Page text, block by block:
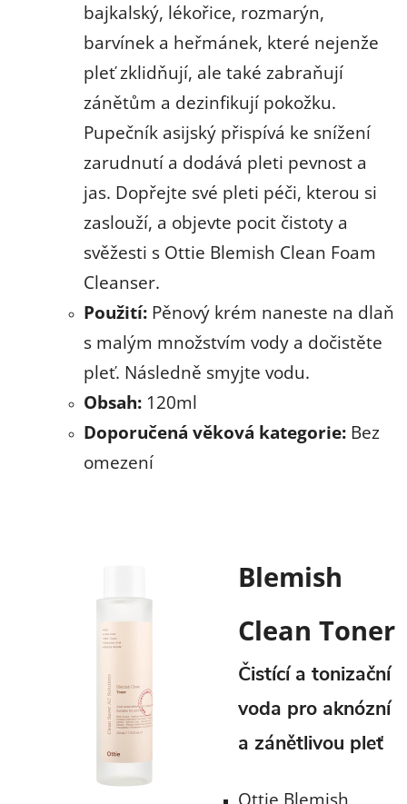
bajkalský, lékořice, rozmarýn,
barvínek a heřmánek, které nejenže
pleť zklidňují, ale také zabraňují
zánětům a dezinfikují pokožku.
Pupečník asijský přispívá ke snížení
zarudnutí a dodává pleti pevnost a
jas. Dopřejte své pleti péči, kterou si
zaslouží, a objevte pocit čistoty a
svěžesti s Ottie Blemish Clean Foam
Cleanser.
Použití: Pěnový krém naneste na dlaň
s malým množstvím vody a dočistěte
pleť. Následně smyjte vodu.
Obsah: 120ml
Doporučená věková kategorie: Bez
omezení
Blemish
Clean Toner
Čistící a tonizační
voda pro aknózní
a zánětlivou pleť
Ottie Blemish